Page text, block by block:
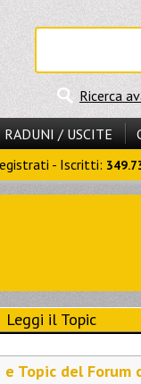
Ricerca
RADUNI / USCITE
- Iscritti:
Leggi il Topic
Topic del Forum